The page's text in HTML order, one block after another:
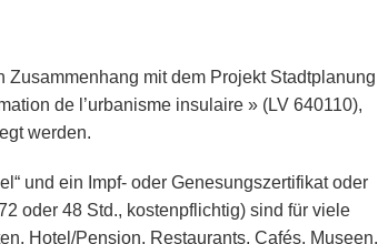
Zusammenhang mit dem Projekt Stadtplanung
de l’urbanisme insulaire » (LV 640110),
werden.
und ein Impf- oder Genesungszertifikat oder
oder 48 Std., kostenpflichtig) sind für viele
Hotel/Pension, Restaurants, Cafés, Museen,